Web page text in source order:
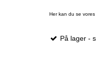
Her kan du se
På lager -